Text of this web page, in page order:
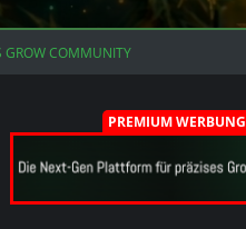
GROW COMMUNITY
PREMIUM WERBUNG